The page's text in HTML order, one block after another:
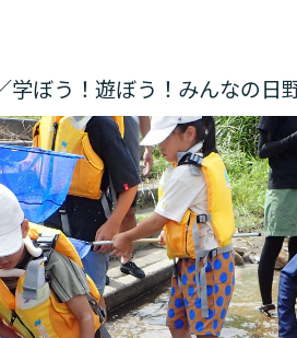
学ぼう！遊ぼう！みんなの日